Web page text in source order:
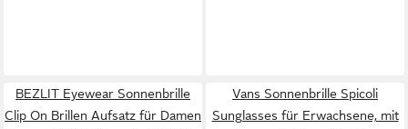
BEZLIT Eyewear Sonnenbrille
Clip On Brillen Aufsatz für Damen
Vans Sonnenbrille Spicoli
Sunglasses für Erwachsene, mit